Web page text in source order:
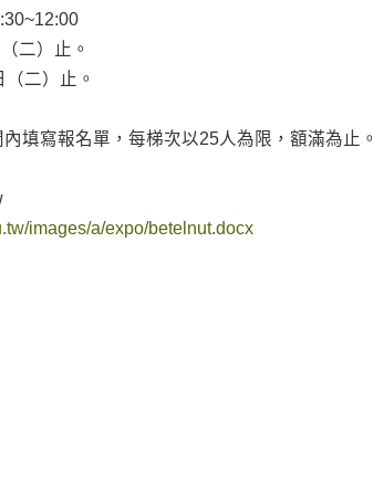
二）止。
）止。
填寫報名單，每梯次以25人為限，額滿為止。
images/a/expo/betelnut.docx